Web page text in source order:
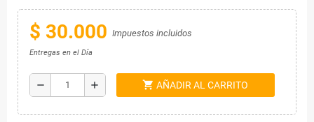
$ 30.000 Impuestos incluidos
Entregas en el Día
remove add shopping_cart AÑADIR AL CARRITO